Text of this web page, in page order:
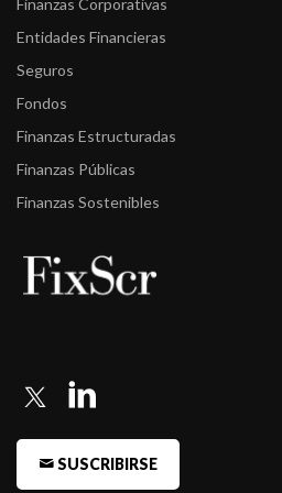
Finanzas Corporativas
Entidades Financieras
Seguros
Fondos
Finanzas Estructuradas
Finanzas Públicas
Finanzas Sostenibles
SUSCRIBIRSE